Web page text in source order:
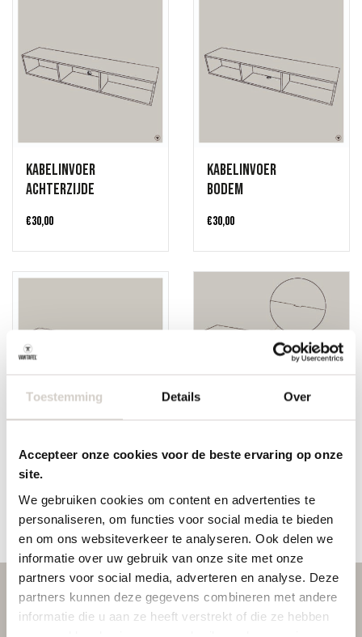
Toestemming Details Over
Accepteer onze cookies voor de beste ervaring op onze
site.
We gebruiken cookies om content en advertenties te
personaliseren, om functies voor social media te bieden
en om ons websiteverkeer te analyseren. Ook delen we
informatie over uw gebruik van onze site met onze
partners voor social media, adverteren en analyse. Deze
partners kunnen deze gegevens combineren met andere
informatie die u aan ze heeft verstrekt of die ze hebben
Kabelinvoer
achterzijde
€30,00
Kabelinvoer
bodem
€30,00
Geen
kabeldoorvoer
€0,00
Kabelinvoer
€ 30,00
Wat klanten zeggen